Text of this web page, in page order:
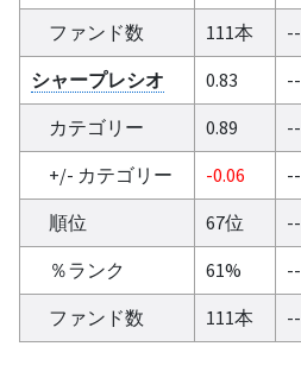
ファンド数 111本 --
シャープレシオ
0.83 --
カテゴリー
0.89 --
+/- カテゴリー
-0.06 --
順位
67位 --
％ランク
61% --
ファンド数
111本 --